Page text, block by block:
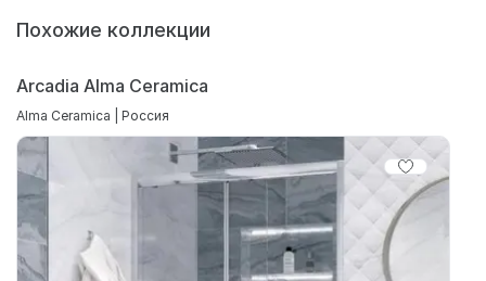
Похожие коллекции
Arcadia Alma Ceramica
Alma Ceramica | Россия